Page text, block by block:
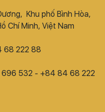
Khu phố Bình Hòa,
Chí Minh, Việt Nam
68 222 88
532 - +84 84 68 222